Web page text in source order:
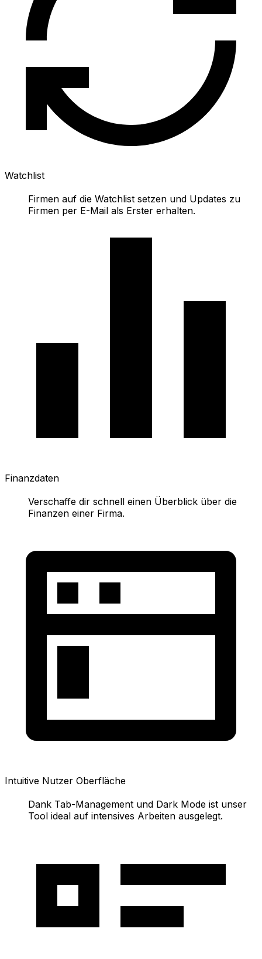
Watchlist
Firmen auf die Watchlist setzen und Updates zu
Firmen per E-Mail als Erster erhalten.
Finanzdaten
Verschaffe dir schnell einen Überblick über die
Finanzen einer Firma.
Intuitive Nutzer Oberfläche
Dank Tab-Management und Dark Mode ist unser
Tool ideal auf intensives Arbeiten ausgelegt.